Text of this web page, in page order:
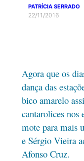
PATRÍCIA SERRADO
22/11/2016
Agora que os
dança das
bico amarelo
cantarolices nos
mote para mais
e Sérgio Vieira
Afonso Cruz.